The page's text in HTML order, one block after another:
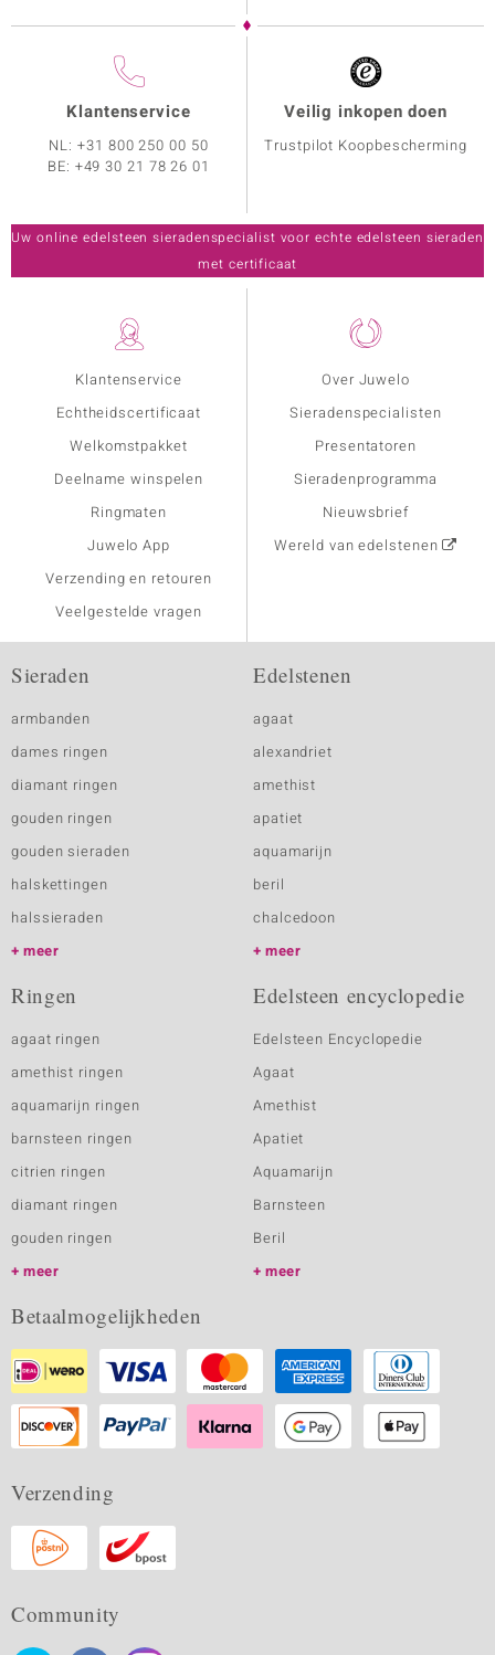
Klantenservice
Echtheidscertificaat
Welkomstpakket
Deelname winspelen
Ringmaten
Juwelo App
Verzending en retouren
Veelgestelde vragen
Over Juwelo
Sieradenspecialisten
Presentatoren
Sieradenprogramma
Nieuwsbrief
Wereld van edelstenen
Klantenservice
NL:+31 800 250 00 50
BE: +49 30 21 78 26 01
Veilig inkopen doen
Trustpilot Koopbescherming
Uw online edelsteen sieradenspecialist voor echte edelsteen sieraden
met certificaat
Sieraden
armbanden
dames ringen
diamant ringen
gouden ringen
gouden sieraden
halskettingen
halssieraden
meer
Edelstenen
agaat
alexandriet
amethist
apatiet
aquamarijn
beril
chalcedoon
meer
Ringen
agaat ringen
amethist ringen
aquamarijn ringen
barnsteen ringen
citrien ringen
diamant ringen
gouden ringen
meer
Edelsteen encyclopedie
Edelsteen Encyclopedie
Agaat
Amethist
Apatiet
Aquamarijn
Barnsteen
Beril
meer
Betaalmogelijkheden
Verzending
Community